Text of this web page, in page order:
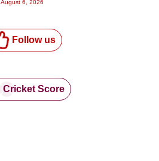
August 6, 2026
Follow us
Cricket Score